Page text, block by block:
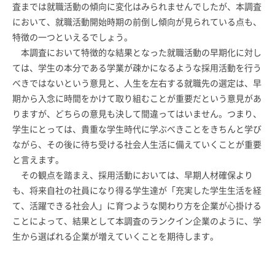
査までは就職活動の傾向に変化はみられませんでしたが、本調査
において、就職活動開始時期の前倒し傾向が見られている点も、
特徴の一つといえるでしょう。
本調査において特徴的な結果となった就職活動の早期化に対し
ては、学生の本分である学業が疎かになるような採用活動を行う
べきではないという意見と、人生を左右する就職先の選定は、早
期から入念に時間をかけて取り組むことが重要だという意見があ
りますが、どちらの意見も決して間違ってはいません。つまり、
学生にとっては、貴重な学生時代に学ぶべきことをきちんと学び
ながら、その後に待ち受ける社会人生活に備えていくことが重要
と言えます。
その観点を踏まえ、採用活動においては、早期人材確保より
も、将来自社の社員になり得る学生達が「充実した学生生活を経
て、活躍できる社会人」に育つような関わり方を企業が心掛ける
ことによって、結果として本調査のランクイン企業のように、学
生から選ばれる企業が増えていくことを期待します。